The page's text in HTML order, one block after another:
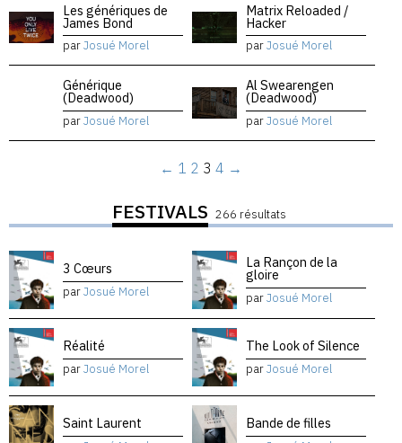
Les génériques de
James Bond
parJosué Morel
Matrix Reloaded /
Hacker
parJosué Morel
Générique
(Deadwood)
parJosué Morel
Al Swearengen
(Deadwood)
parJosué Morel
← 1 2 3 4 →
FESTIVALS 266 résultats
3 Cœurs
parJosué Morel
La Rançon de la
gloire
parJosué Morel
Réalité
parJosué Morel
The Look of Silence
parJosué Morel
Saint Laurent Bande de filles